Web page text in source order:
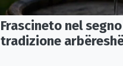
Frascineto nel
tradizione
edizione della